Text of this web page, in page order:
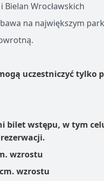
Bielan Wrocławskich
na największym
uczestniczyć tylko
bilet wstępu, w tym
wzrostu
wzrostu